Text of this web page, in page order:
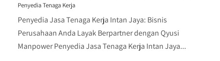
Penyedia Tenaga Kerja
Penyedia Jasa Tenaga Kerja Intan Jaya: Bisnis
Perusahaan Anda Layak Berpartner dengan Qyusi
Manpower Penyedia Jasa Tenaga Kerja Intan Jaya...